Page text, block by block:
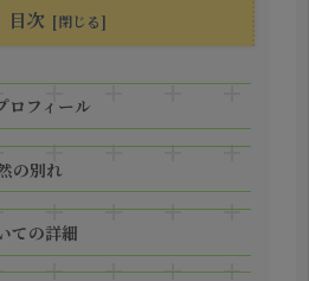
目次
ロフィール
の別れ
ての詳細